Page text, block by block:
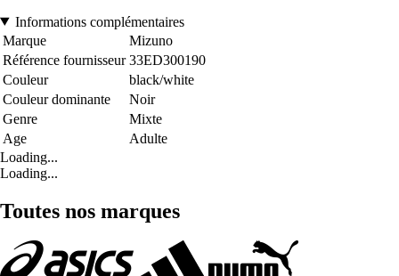
Informations complémentaires
Marque
Mizuno
Référence fournisseur 33ED300190
Couleur
black/white
Couleur dominante
Noir
Genre
Mixte
Age
Adulte
Loading...
Loading...
Toutes nos marques